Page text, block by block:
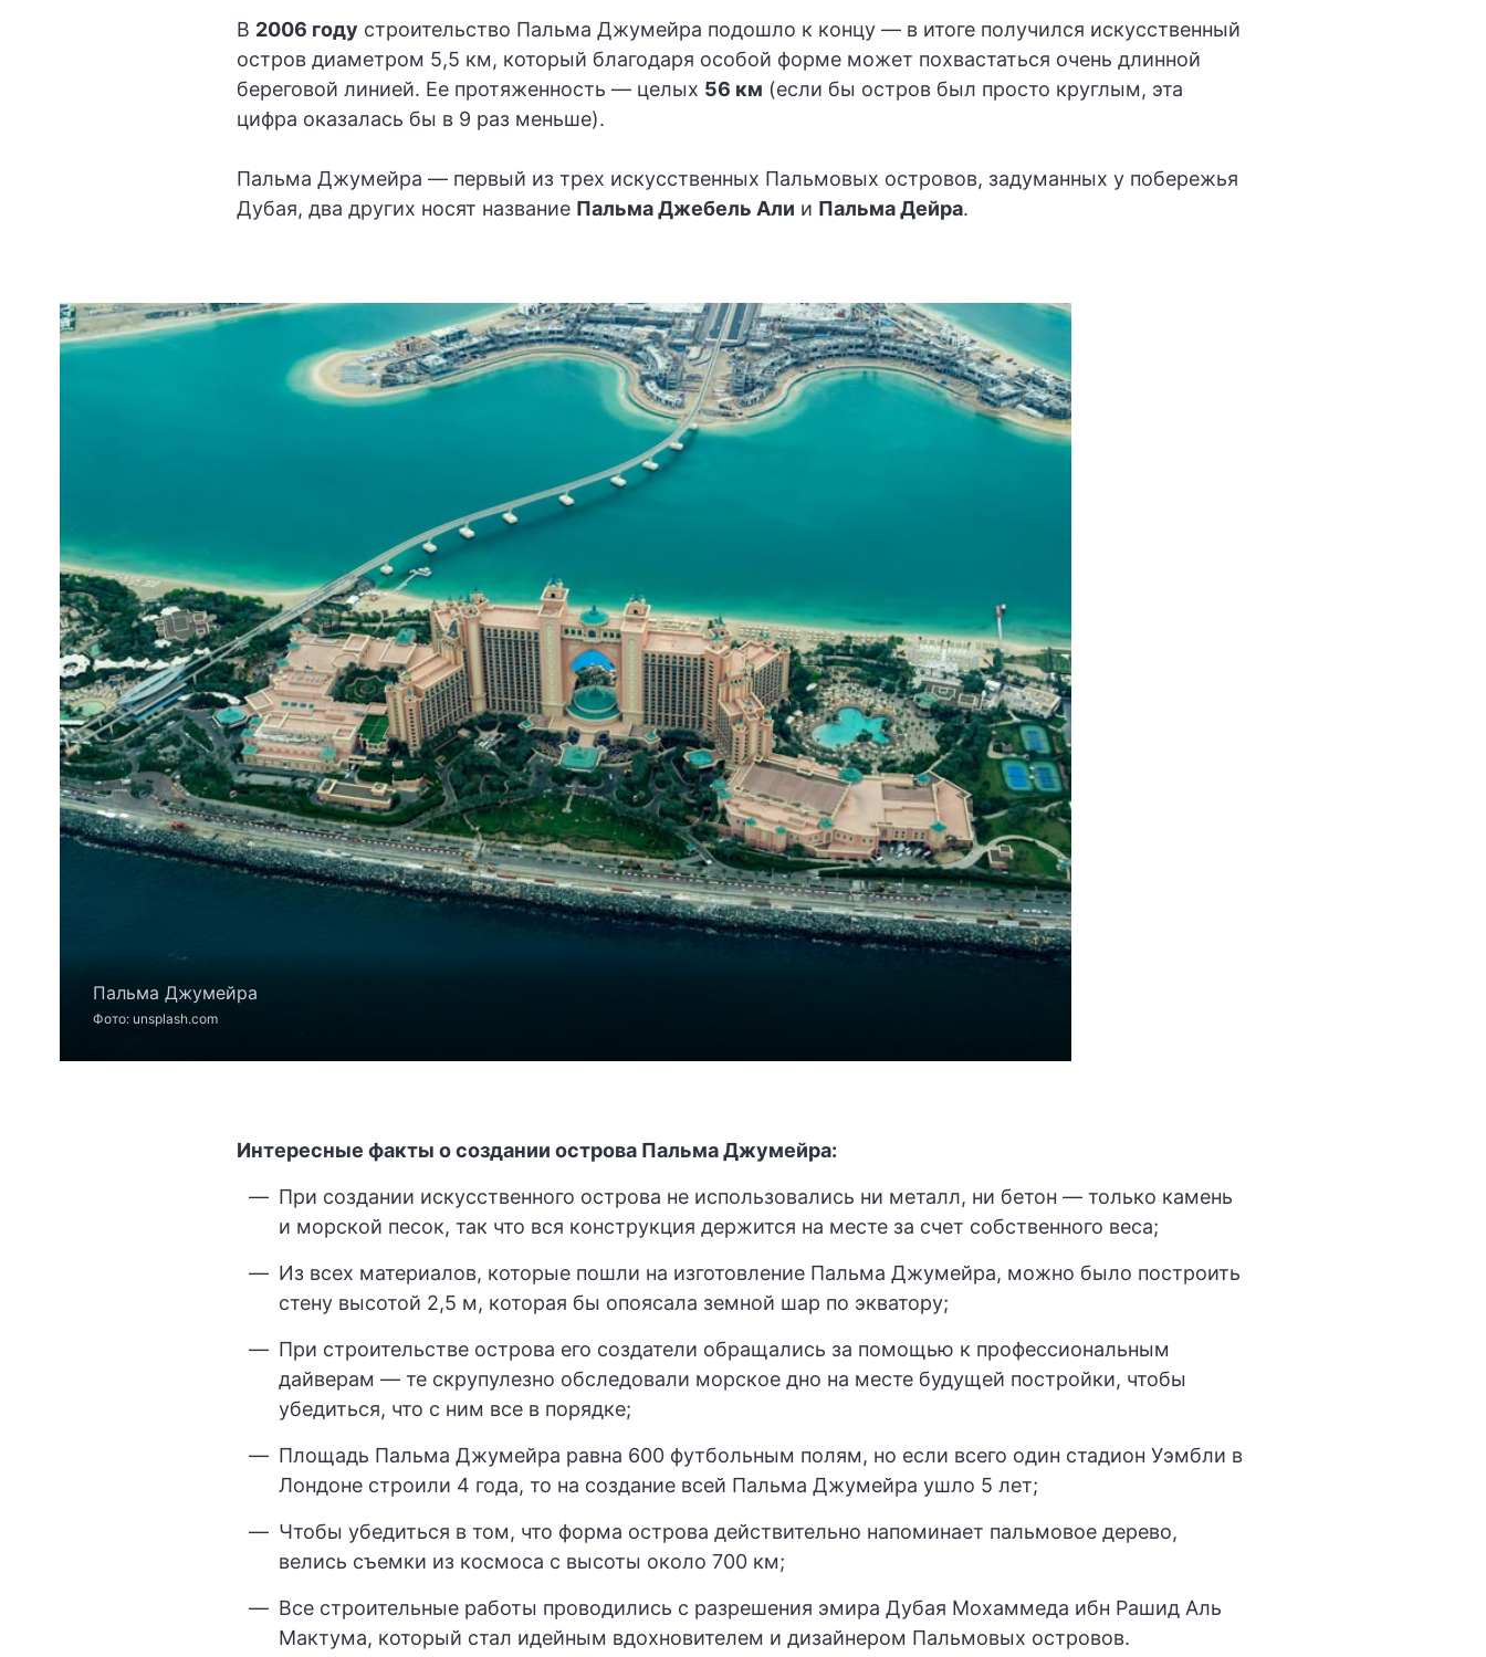
В 2006 году строительство Пальма Джумейра подошло к концу — в итоге получился искусственный
остров диаметром 5,5 км, который благодаря особой форме может похвастаться очень длинной
береговой линией. Ее протяженность — целых 56 км (если бы остров был просто круглым, эта
цифра оказалась бы в 9 раз меньше).
Пальма Джумейра — первый из трех искусственных Пальмовых островов, задуманных у побережья
Дубая, два других носят название Пальма Джебель Али и Пальма Дейра.
Пальма Джумейра
Фото: unsplash.com
Интересные факты о создании острова Пальма Джумейра:
При создании искусственного острова не использовались ни металл, ни бетон — только камень
и морской песок, так что вся конструкция держится на месте за счет собственного веса;
Из всех материалов, которые пошли на изготовление Пальма Джумейра, можно было построить
стену высотой 2,5 м, которая бы опоясала земной шар по экватору;
При строительстве острова его создатели обращались за помощью к профессиональным
дайверам — те скрупулезно обследовали морское дно на месте будущей постройки, чтобы
убедиться, что с ним все в порядке;
Площадь Пальма Джумейра равна 600 футбольным полям, но если всего один стадион Уэмбли в
Лондоне строили 4 года, то на создание всей Пальма Джумейра ушло 5 лет;
Чтобы убедиться в том, что форма острова действительно напоминает пальмовое дерево,
велись съемки из космоса с высоты около 700 км;
Все строительные работы проводились с разрешения эмира Дубая Мохаммеда ибн Рашид Аль
Мактума, который стал идейным вдохновителем и дизайнером Пальмовых островов.